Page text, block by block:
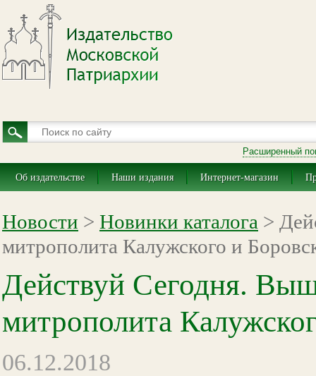
Расширенный
Об издательстве Наши издания Интернет-магазин
Новости > Новинки каталога >
митрополита Калужского и
Действуй Сегодня.
митрополита
06.12.2018